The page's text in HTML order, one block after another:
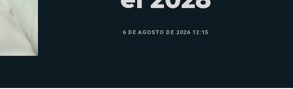
6 DE AGOSTO DE 2026 12:15